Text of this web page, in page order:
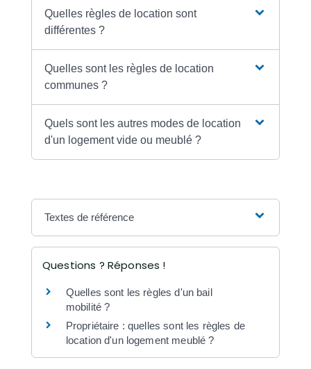
Quelles règles de location sont
différentes ?
Quelles sont les règles de location
communes ?
Quels sont les autres modes de location
d'un logement vide ou meublé ?
Textes de référence
Questions ? Réponses !
Quelles sont les règles d'un bail
mobilité ?
Propriétaire : quelles sont les règles de
location d'un logement meublé ?